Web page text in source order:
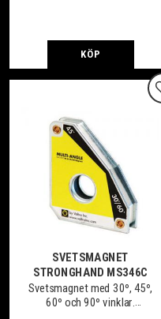
KÖP
SVETSMAGNET
STRONGHAND MS346C
Svetsmagnet med 30º, 45º,
60º och 90º vinklar.